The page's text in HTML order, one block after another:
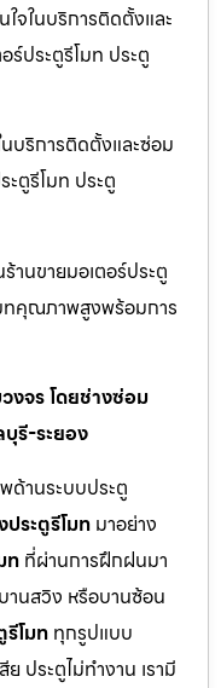
จในบริการติดตั้งและ
ร์ประตูรีโมท ประตู
บริการติดตั้งและซ่อม
ะตูรีโมท ประตู
านขายมอเตอร์ประตู
ทคุณภาพสูงพร้อมการ
งจร โดยช่างซ่อม
รี-ระยอง
ด้านระบบประตู
ระตูรีโมท มาอย่าง
ท ที่ผ่านการฝึกฝนมา
านสวิง หรือบานซ้อน
โมท ทุกรูปแบบ
ประตูไม่ทำงาน เรามี